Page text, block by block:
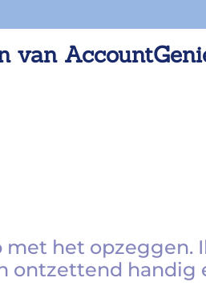
van
het opzeggen.
ontzettend handig